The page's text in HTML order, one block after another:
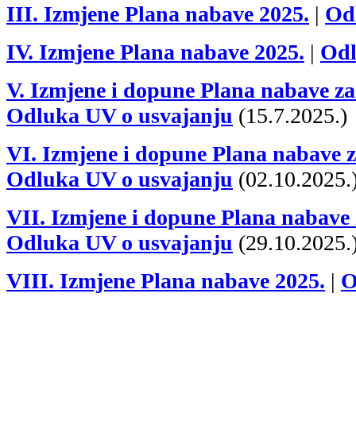
III. Izmjene Plana nabave 2025. |
IV. Izmjene Plana nabave 2025. |
V. Izmjene i dopune Plana nabave
Odluka UV o usvajanju (15.7.2025.)
VI. Izmjene i dopune Plana nabave
Odluka UV o usvajanju
VII. Izmjene i dopune Plana nabave
Odluka UV o usvajanju
VIII. Izmjene Plana nabave 2025. |